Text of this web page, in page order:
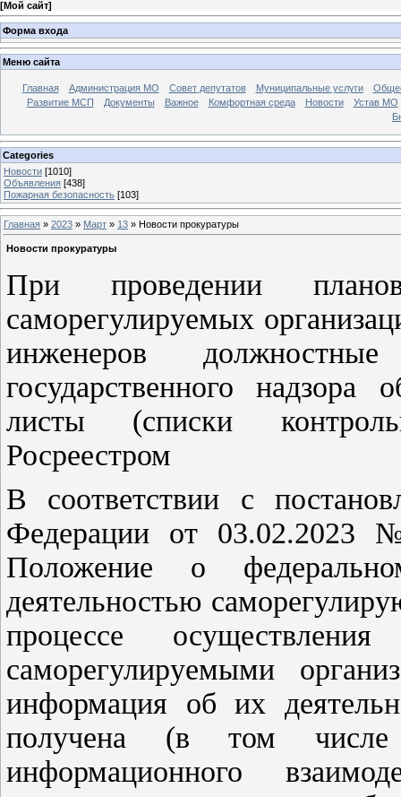
[Мой сайт]
Форма входа
Меню сайта
Главная Администрация МО Совет депутатов Муниципальные услуги
Развитие МСП
Документы Важное Комфортная среда Новости
Устав МО
Categories
Новости [1010]
Объявления [438]
Пожарная безопасность [103]
Главная » 2023 » Март » 13 » Новости прокуратуры
Новости прокуратуры
При проведении
саморегулируемых
инженеров
государственного надзора
листы (списки
Росреестром
В соответствии с
Федерации от 03.02.2023
Положение о
деятельностью
процессе
саморегулируемыми
информация об их
получена (в том числе
информационного